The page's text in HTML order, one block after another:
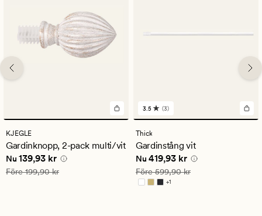
KJEGLE
Gardinknopp, 2-pack multi/vit
Nuvarande pris
Nu 139,93 kr
Ordinarie pris 199,90 kr
Före199,90 kr
3
omdömen
med
ett
genomsnittligt
betyg
på
3.5
3.5 (3)
Thick
Gardinstång vit
Nuvarande pris
Nu 419,93 kr
Ordinarie pris 599,90 kr
Före599,90 kr
+1
Finns i fler färger